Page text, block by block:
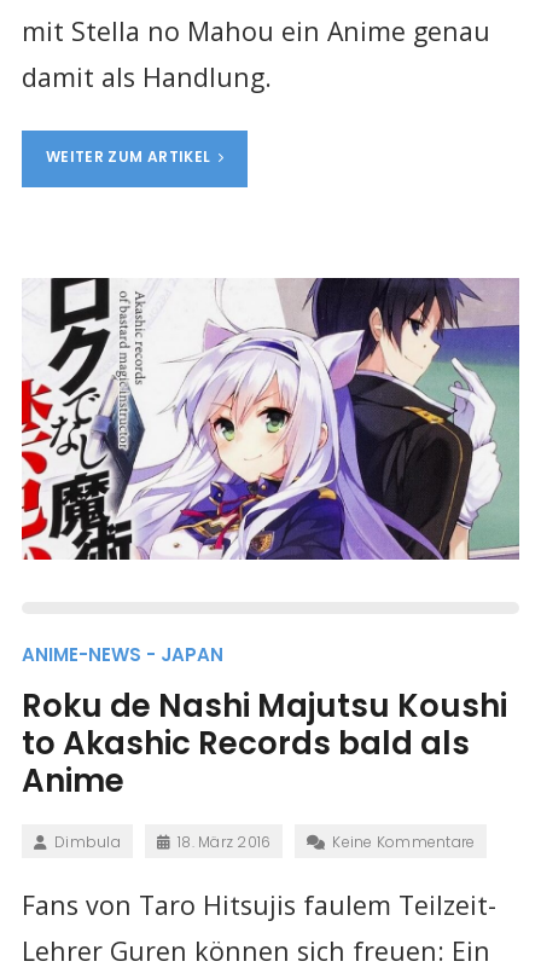
mit Stella no Mahou ein Anime genau
damit als Handlung.
WEITER ZUM ARTIKEL
ANIME-NEWS - JAPAN
Roku de Nashi Majutsu Koushi
to Akashic Records bald als
Anime
Dimbula 18. März 2016 Keine Kommentare
Fans von Taro Hitsujis faulem Teilzeit-
Lehrer Guren können sich freuen: Ein